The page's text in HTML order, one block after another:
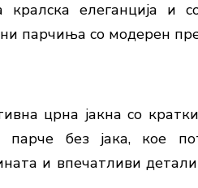
елеганција и
парчиња со модерен
црна јакна со
парче без јака, кое
и впечатливи